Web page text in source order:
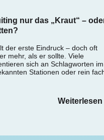
nur das „Kraut“ –
der erste Eindruck – doch oft
mehr, als er sollte. Viele
sich an Schlagworten im
Stationen oder rein
Weiterlesen‎